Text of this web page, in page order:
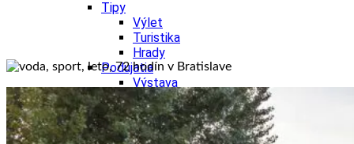
Tipy
Výlet
Turistika
Hrady
Podujatia
Výstava
Festival
Divadlo
Ubytovanie